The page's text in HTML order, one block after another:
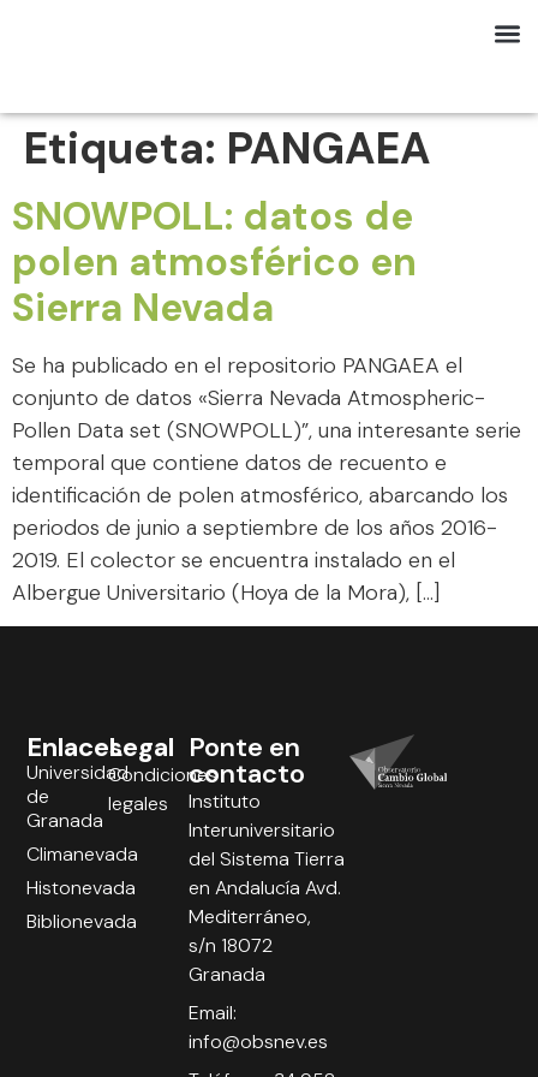
Etiqueta: PANGAEA
SNOWPOLL: datos de
polen atmosférico en
Sierra Nevada
Se ha publicado en el repositorio PANGAEA el
conjunto de datos «Sierra Nevada Atmospheric-
Pollen Data set (SNOWPOLL)”, una interesante serie
temporal que contiene datos de recuento e
identificación de polen atmosférico, abarcando los
periodos de junio a septiembre de los años 2016-
2019. El colector se encuentra instalado en el
Albergue Universitario (Hoya de la Mora), […]
Legal
Condiciones
legales
Enlaces
Universidad
de
Granada
Climanevada
Histonevada
Biblionevada
Ponte en
contacto
Instituto
Interuniversitario
del Sistema Tierra
en Andalucía Avd.
Mediterráneo,
s/n 18072
Granada
Email:
info@obsnev.es